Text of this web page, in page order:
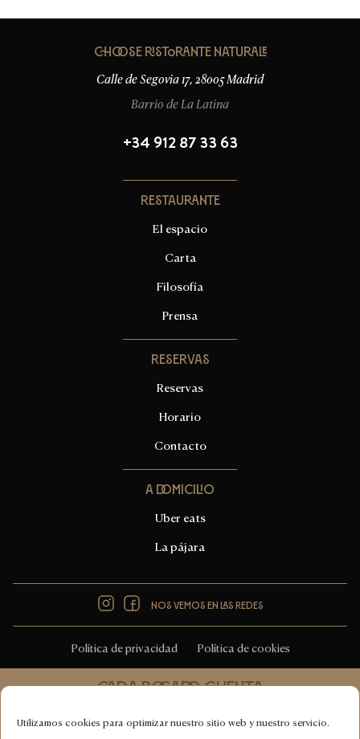
Utilizamos cookies para optimizar nuestro sitio web y nuestro servicio.
Choose Ristorante Naturale
Calle de Segovia 17, 28005 Madrid
Barrio de La Latina
+34 912 87 33 63
Restaurante
El espacio
Carta
Filosofía
Prensa
Reservas
Reservas
Horario
Contacto
A domicilio
Uber eats
La pájara
Instagram
FacebookNos vemos en las redes
Política de privacidad Política de cookies
Cada bocado cuenta